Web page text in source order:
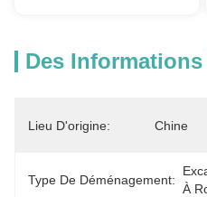
Des
Lieu D'origine: Chine
Type De Déménagement:
À